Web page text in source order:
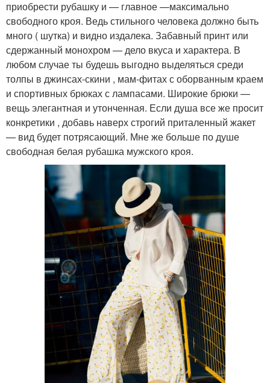
приобрести рубашку и — главное —максимально
свободного кроя. Ведь стильного человека должно быть
много ( шутка) и видно издалека. Забавный принт или
сдержанный монохром — дело вкуса и характера. В
любом случае ты будешь выгодно выделяться среди
толпы в джинсах-скини , мам-фитах с оборванным краем
и спортивных брюках с лампасами. Широкие брюки —
вещь элегантная и утонченная. Если душа все же просит
конкретики , добавь наверх строгий приталенный жакет
— вид будет потрясающий. Мне же больше по душе
свободная белая рубашка мужского кроя.